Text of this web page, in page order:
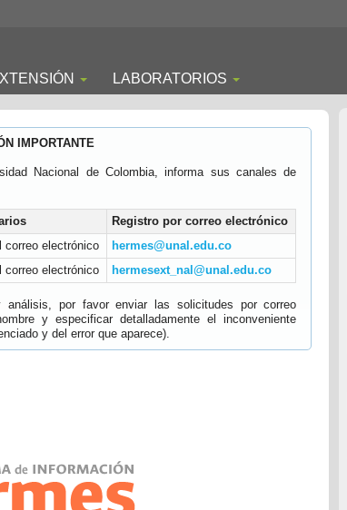
LABORATORIOS
IMPORTANTE
Nacional de Colombia, informa sus canales de
Registro por correo electrónico
electrónico
hermes@unal.edu.co
electrónico hermesext_nal@unal.edu.co
análisis, por favor enviar las solicitudes por correo
y especificar detalladamente el inconveniente
y del error que aparece).